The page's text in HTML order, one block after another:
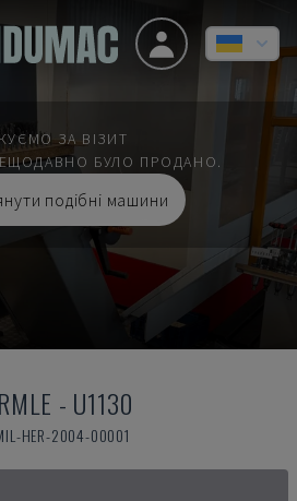
ЗА ВІЗИТ
БУЛО ПРОДАНО.
подібні машини
- U1130
HER-2004-00001